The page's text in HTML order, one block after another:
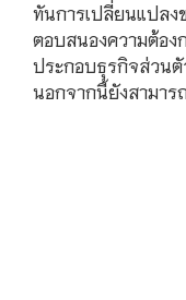
ทันการเปลี่ยนแปลง
ตอบสนองความต้อง
ประกอบธุรกิจส่วนตั
นอกจากนี้ยังสามาร